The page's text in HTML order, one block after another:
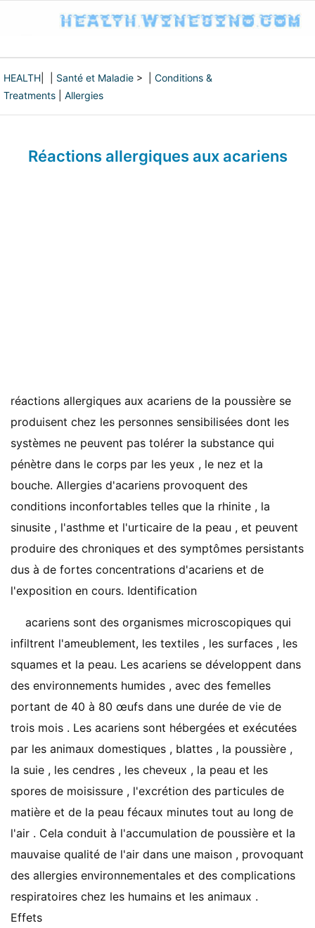
HEALTH Santé et Maladie > | Conditions &
Treatments
Allergies
Réactions allergiques aux acariens
réactions allergiques aux acariens de la poussière se
produisent chez les personnes sensibilisées dont les
systèmes ne peuvent pas tolérer la substance qui
pénètre dans le corps par les yeux , le nez et la
bouche. Allergies d'acariens provoquent des
conditions inconfortables telles que la rhinite , la
sinusite , l'asthme et l'urticaire de la peau , et peuvent
produire des chroniques et des symptômes persistants
dus à de fortes concentrations d'acariens et de
l'exposition en cours. Identification
acariens sont des organismes microscopiques qui
infiltrent l'ameublement, les textiles , les surfaces , les
squames et la peau. Les acariens se développent dans
des environnements humides , avec des femelles
portant de 40 à 80 œufs dans une durée de vie de
trois mois . Les acariens sont hébergées et exécutées
par les animaux domestiques , blattes , la poussière ,
la suie , les cendres , les cheveux , la peau et les
spores de moisissure , l'excrétion des particules de
matière et de la peau fécaux minutes tout au long de
l'air . Cela conduit à l'accumulation de poussière et la
mauvaise qualité de l'air dans une maison , provoquant
des allergies environnementales et des complications
respiratoires chez les humains et les animaux .
Effets